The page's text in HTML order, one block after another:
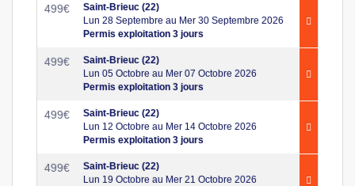
499€
Saint-Brieuc (22)
Lun 28 Septembre au Mer 30 Septembre 2026
Permis exploitation 3 jours
499€
Saint-Brieuc (22)
Lun 05 Octobre au Mer 07 Octobre 2026
Permis exploitation 3 jours
499€
Saint-Brieuc (22)
Lun 12 Octobre au Mer 14 Octobre 2026
Permis exploitation 3 jours
499€
Saint-Brieuc (22)
Lun 19 Octobre au Mer 21 Octobre 2026